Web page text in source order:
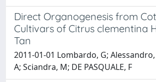
Direct Organogenesis from
Cultivars of Citrus clementina
Tan
2011-01-01 Lombardo, G; Alessandro,
A; Sciandra, M; DE PASQUALE, F